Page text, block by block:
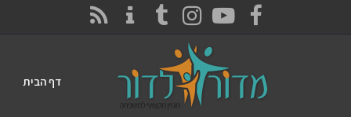
FACEBOOK
YOUTUBE
INSTAGRAM
TUMBLR
דף הבית